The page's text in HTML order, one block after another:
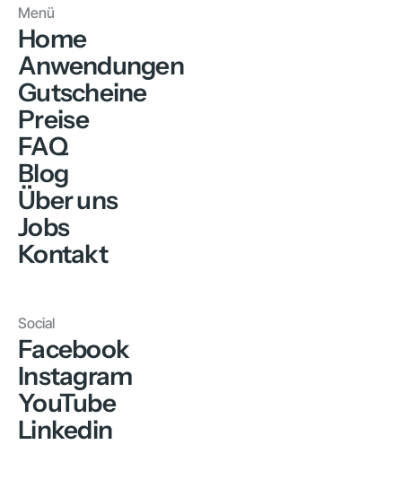
Menü
Home
Anwendungen
Gutscheine
Preise
FAQ
Blog
Über uns
Jobs
Kontakt
Social
Facebook
Instagram
YouTube
Linkedin